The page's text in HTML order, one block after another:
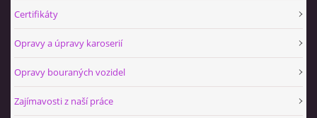
Certifikáty
Opravy a úpravy karoserií
Opravy bouraných vozidel
Zajímavosti z naší práce